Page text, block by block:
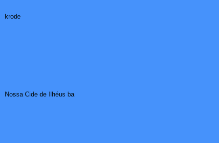
krode
Nossa Cide de Ilhéus ba